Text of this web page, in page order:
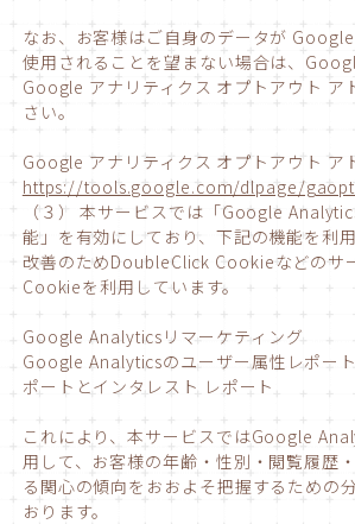
なお、お客様はご自身のデータが
使用されることを望まない場合は、
Google アナリティクス オプトアウト ア
さい。
Google アナリティクス オプトアウト ア
https://tools.google.com/dlpage/
（３） 本サービスでは「Google
能」を有効にしており、下記の機能を利
改善のためDoubleClick Cookieなどのサ
Cookieを利用しています。
Google Analyticsリマーケティング
Google Analyticsのユーザー属性レポー
ポートとインタレスト レポート
これにより、本サービスではGoogle
用して、お客様の年齢・性別・閲覧履歴
る関心の傾向をおおよそ把握するための
おります。